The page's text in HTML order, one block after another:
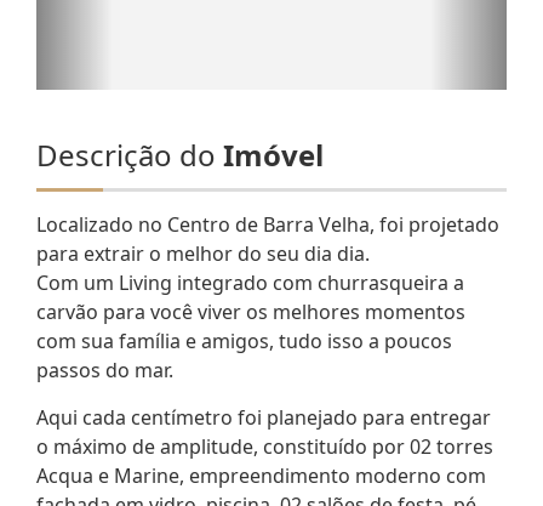
Descrição do Imóvel
Localizado no Centro de Barra Velha, foi projetado
para extrair o melhor do seu dia dia.
Com um Living integrado com churrasqueira a
carvão para você viver os melhores momentos
com sua família e amigos, tudo isso a poucos
passos do mar.
Aqui cada centímetro foi planejado para entregar
o máximo de amplitude, constituído por 02 torres
Acqua e Marine, empreendimento moderno com